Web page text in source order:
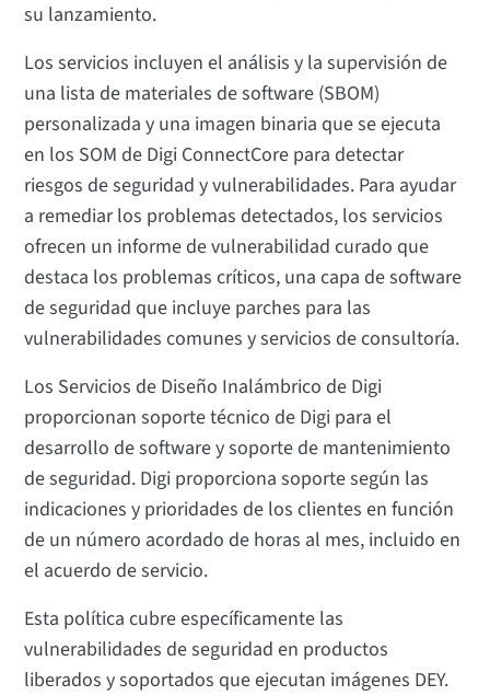
su lanzamiento.
Los servicios incluyen el análisis y la supervisión de
una lista de materiales de software (SBOM)
personalizada y una imagen binaria que se ejecuta
en los SOM de Digi ConnectCore para detectar
riesgos de seguridad y vulnerabilidades. Para ayudar
a remediar los problemas detectados, los servicios
ofrecen un informe de vulnerabilidad curado que
destaca los problemas críticos, una capa de software
de seguridad que incluye parches para las
vulnerabilidades comunes y servicios de consultoría.
Los Servicios de Diseño Inalámbrico de Digi
proporcionan soporte técnico de Digi para el
desarrollo de software y soporte de mantenimiento
de seguridad. Digi proporciona soporte según las
indicaciones y prioridades de los clientes en función
de un número acordado de horas al mes, incluido en
el acuerdo de servicio.
Esta política cubre específicamente las
vulnerabilidades de seguridad en productos
liberados y soportados que ejecutan imágenes DEY.